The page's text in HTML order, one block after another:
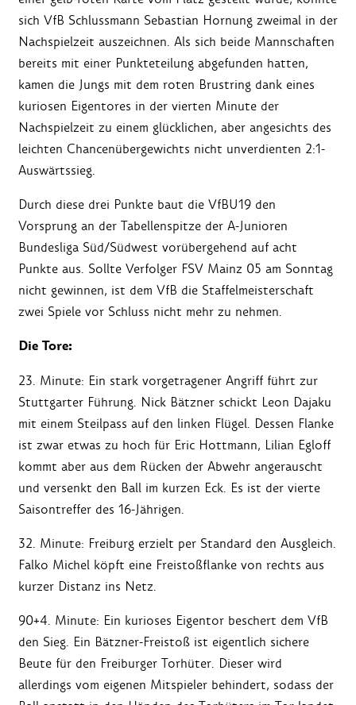
sich VfB Schlussmann Sebastian Hornung zweimal in der
Nachspielzeit auszeichnen. Als sich beide Mannschaften
bereits mit einer Punkteteilung abgefunden hatten,
kamen die Jungs mit dem roten Brustring dank eines
kuriosen Eigentores in der vierten Minute der
Nachspielzeit zu einem glücklichen, aber angesichts des
leichten Chancenübergewichts nicht unverdienten 2:1-
Auswärtssieg.
Durch diese drei Punkte baut die VfBU19 den
Vorsprung an der Tabellenspitze der A-Junioren
Bundesliga Süd/Südwest vorübergehend auf acht
Punkte aus. Sollte Verfolger FSV Mainz 05 am Sonntag
nicht gewinnen, ist dem VfB die Staffelmeisterschaft
zwei Spiele vor Schluss nicht mehr zu nehmen.
Die Tore:
23. Minute: Ein stark vorgetragener Angriff führt zur
Stuttgarter Führung. Nick Bätzner schickt Leon Dajaku
mit einem Steilpass auf den linken Flügel. Dessen Flanke
ist zwar etwas zu hoch für Eric Hottmann, Lilian Egloff
kommt aber aus dem Rücken der Abwehr angerauscht
und versenkt den Ball im kurzen Eck. Es ist der vierte
Saisontreffer des 16-Jährigen.
32. Minute: Freiburg erzielt per Standard den Ausgleich.
Falko Michel köpft eine Freistoßflanke von rechts aus
kurzer Distanz ins Netz.
90+4. Minute: Ein kurioses Eigentor beschert dem VfB
den Sieg. Ein Bätzner-Freistoß ist eigentlich sichere
Beute für den Freiburger Torhüter. Dieser wird
allerdings vom eigenen Mitspieler behindert, sodass der